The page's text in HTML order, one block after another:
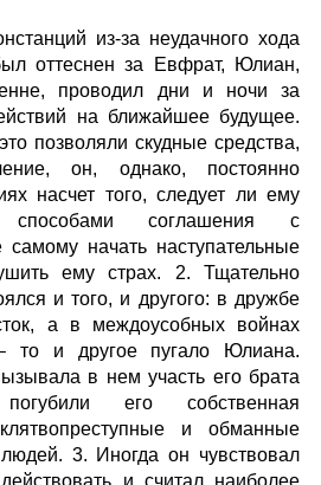
из-за неудачного хода
оттеснен за Евфрат, Юлиан,
проводил дни и ночи за
на ближайшее будущее.
позволяли скудные средства,
он, однако, постоянно
насчет того, следует ли ему
способами соглашения с
начать наступательные
ему страх. 2. Тщательно
и того, и другого: в дружбе
а в междоусобных войнах
то и другое пугало Юлиана.
в нем участь его брата
его собственная
и обманные
3. Иногда он чувствовал
и считал наиболее